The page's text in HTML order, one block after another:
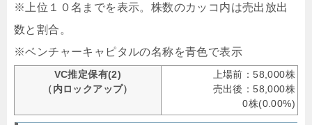
※上位１０名までを表示。株数のカッコ内は売出放出
数と割合。
※ベンチャーキャピタルの名称を青色で表示
VC推定保有(2)
（内ロックアップ）
上場前：58,000株
売出後：58,000株
0株(0.00%)